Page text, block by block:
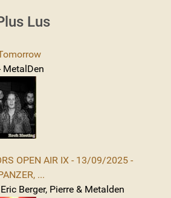
Lus
MetalDen
OPEN AIR IX - 13/09/2025 -
...
Berger, Pierre & Metalden